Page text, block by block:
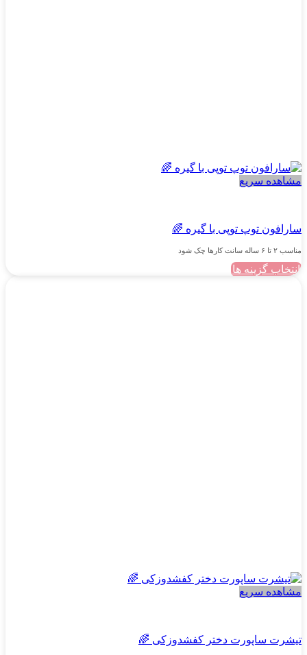
مشاهده سریع
سارافون توپ توپی با گیره 🌈
مناسب ۲ تا ۶ ساله سانت کارها چک شود
انتخاب گزینه ها
مشاهده سریع
تیشرت ساپورت دختر کفشدوزکی 🌈